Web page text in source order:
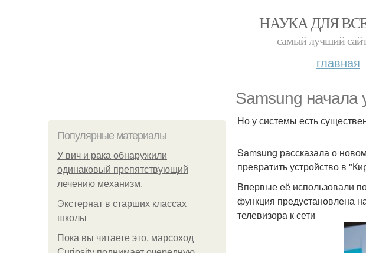
НАУКА ДЛЯ
самый лучший
главная
Samsung начала
Популярные материалы
У вич и рака обнаружили
одинаковый препятствующий
лечению механизм.
Экстернат в старших классах
школы
Пока вы читаете это, марсоход
Но у системы есть
Samsung рассказала о
превратить устройство в
Впервые её использовали
функция предустановлена
телевизора к сети